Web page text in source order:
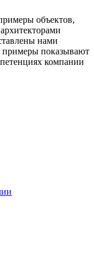
объектов,
нами
примеры показывают
компании